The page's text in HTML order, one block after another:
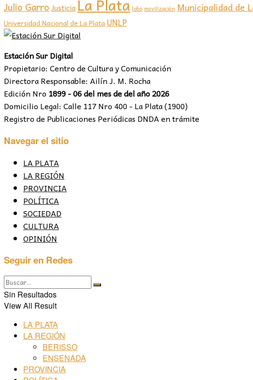
Julio Garro Justicia La Plata lobo movilización Municipalidad de
Universidad Nacional de La Plata UNLP
Estación Sur Digital
Propietario: Centro de Cultura y Comunicación
Directora Responsable: Ailín J. M. Rocha
Edición Nro 1899 - 06 del mes de del año 2026
Domicilio Legal: Calle 117 Nro 400 - La Plata (1900)
Registro de Publicaciones Periódicas DNDA en trámite
Navegar el sitio
LA PLATA
LA REGIÓN
PROVINCIA
POLÍTICA
SOCIEDAD
CULTURA
OPINIÓN
Seguir en Redes
Sin Resultados
View All Result
LA PLATA
LA REGIÓN
BERISSO
ENSENADA
PROVINCIA